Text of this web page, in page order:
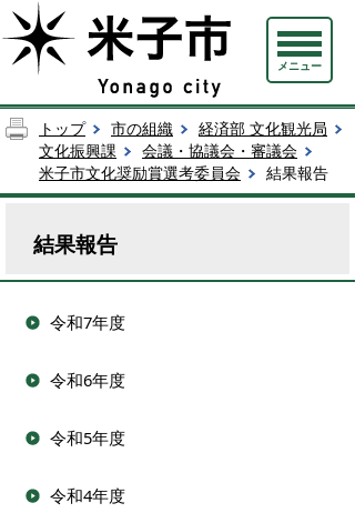
メニュー
トップ 市の組織
経済部 文化観光局
文化振興課
会議・協議会・審議会
米子市文化奨励賞選考委員会
結果報告
結果報告
令和7年度
令和6年度
令和5年度
令和4年度